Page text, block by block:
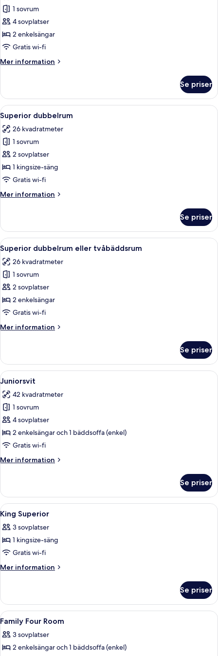
för
Familjerum
1 sovrum
4 sovplatser
2 enkelsängar
Gratis wi-fi
Mer information
Mer
Se priser
Öppna
alla
foton
för
Superior
dubbelrum
Ett hotellrum med två sängar, ett
7
Superior dubbelrum
26 kvadratmeter
1 sovrum
2 sovplatser
1 kingsize-säng
Gratis wi-fi
Mer information
Mer
dubbelrum
Se priser
Öppna
alla
foton
för
Superior
dubbelrum
eller
Ett hotellrum med två sängar, ett
7
Superior dubbelrum eller tvåbäddsrum
26 kvadratmeter
1 sovrum
2 sovplatser
2 enkelsängar
Gratis wi-fi
Mer information
Mer
dubbelrum
eller
tvåbäddsrum
Se priser
Öppna
alla
foton
för
Juniorsvit
En stadsbild med historiska
13
Juniorsvit
42 kvadratmeter
1 sovrum
4 sovplatser
2 enkelsängar och 1 bäddsoffa (enkel)
Gratis wi-fi
Mer information
Mer
Se priser
Öppna
alla
foton
för
King
Superior
Ett hotellrum med två sängar, en
7
King Superior
3 sovplatser
1 kingsize-säng
Gratis wi-fi
Mer information
Mer
Superior
Se priser
Öppna
alla
foton
för
Värdeförvaringsskåp på rummet,
3
Family Four Room
3 sovplatser
2 enkelsängar och 1 bäddsoffa (enkel)